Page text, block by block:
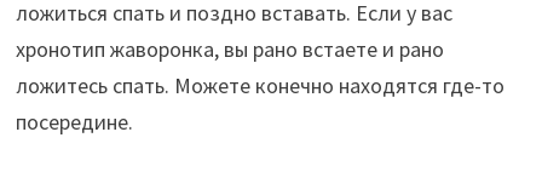
ложиться спать и поздно вставать. Если у вас
хронотип жаворонка, вы рано встаете и рано
ложитесь спать. Можете конечно находятся где-то
посередине.